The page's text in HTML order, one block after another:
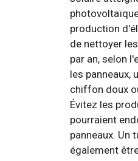
production
de nettoyer
par an, selon
les panneaux,
chiffon doux
Évitez les
pourraient
panneaux. Un
également